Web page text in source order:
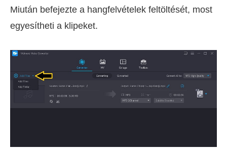
Miután befejezte a hangfelvételek feltöltését, most
egyesítheti a klipeket.